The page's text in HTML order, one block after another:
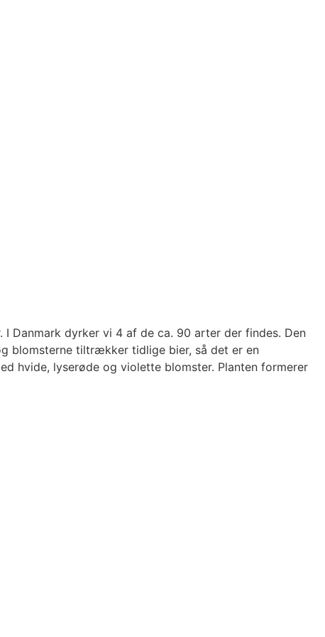
Danmark dyrker vi 4 af de ca. 90 arter der findes. Den
blomsterne tiltrækker tidlige bier, så det er en
hvide, lyserøde og violette blomster. Planten formerer